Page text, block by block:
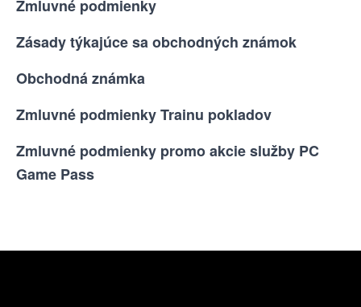
Zmluvné podmienky
Zásady týkajúce sa obchodných známok
Obchodná známka
Zmluvné podmienky Trainu pokladov
Zmluvné podmienky promo akcie služby PC
Game Pass